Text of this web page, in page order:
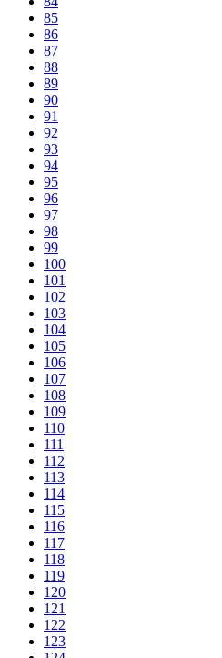
85
86
87
88
89
90
91
92
93
94
95
96
97
98
99
100
101
102
103
104
105
106
107
108
109
110
111
112
113
114
115
116
117
118
119
120
121
122
123